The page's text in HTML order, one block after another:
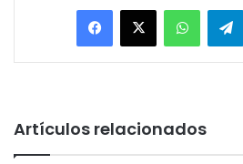
Facebook
X
Artículos relacionados